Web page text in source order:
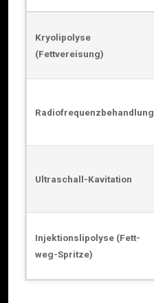
invasive
Behandlungsalternativen
Kryolipolyse
(Fettvereisung)
Radiofrequenzbehandlung
Ultraschall-Kavitation
Injektionslipolyse (Fett-
weg-Spritze)